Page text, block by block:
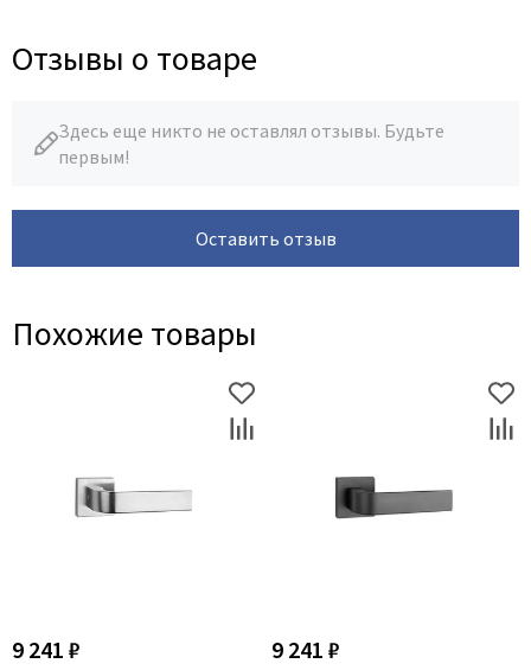
Line Doors
Luxor
Milyana
Optima Porte
Portika
Protector
Отзывы о товаре
Здесь еще никто не оставлял отзывы. Будьте
первым!
Оставить отзыв
Похожие товары
9 241 ₽ 9 241 ₽